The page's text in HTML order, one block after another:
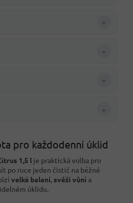
+
+
+
+
pro každodenní úklid
1,5 l je praktická volba pro
po ruce jeden čistič na běžné
velké balení, svěží vůni a
úklidu.